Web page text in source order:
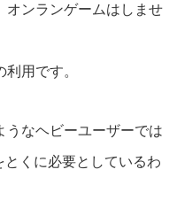
オンランゲームはしませ
用です。
うなヘビーユーザーでは
くに必要としているわ